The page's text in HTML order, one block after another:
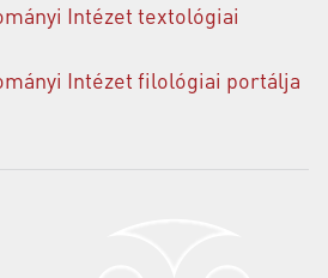
Intézet textológiai
Intézet filológiai portálja